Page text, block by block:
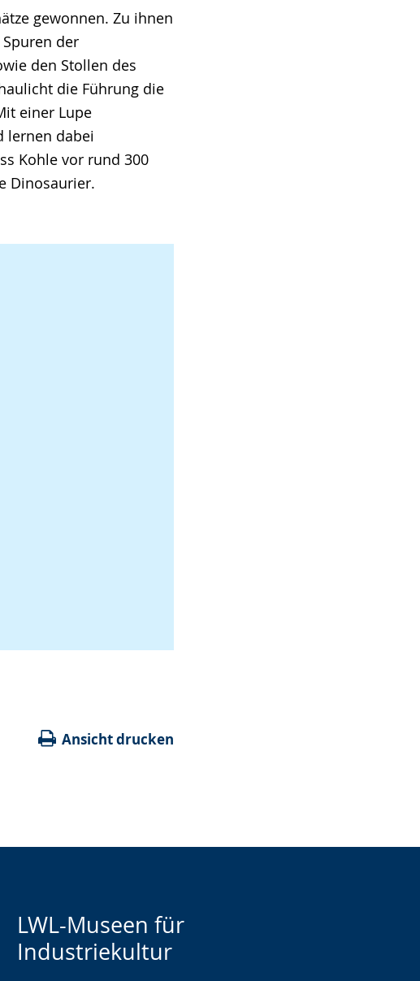
gewonnen. Zu ihnen
der
den Stollen des
die Führung die
einer Lupe
lernen dabei
Kohle vor rund 300
Dinosaurier.
Ansicht drucken
LWL-Museen für
Industriekultur